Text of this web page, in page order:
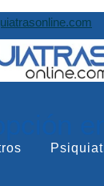
of. 407, Las